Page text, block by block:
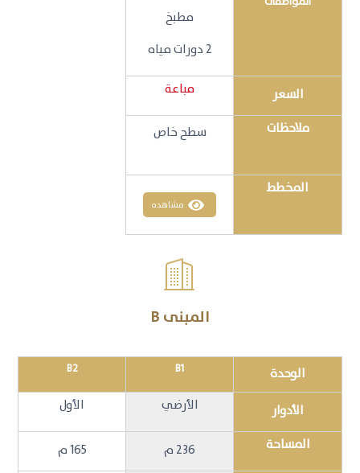
مطبخ
2 دورات مياه
السعر مباعة
ملاحظات سطح خاص
المخطط
مشاهده

المبنى B
الوحدة B1
B2
الأدوار الأرضي الأول
المساحة 236 م 165 م